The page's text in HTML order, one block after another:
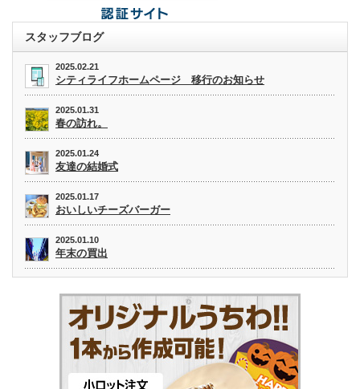
スタッフブログ
2025.02.21
シティライフホームページ 移行のお知らせ
2025.01.31
春の訪れ。
2025.01.24
友達の結婚式
2025.01.17
おいしいチーズバーガー
2025.01.10
年末の買出